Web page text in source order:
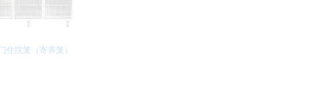
住院笼（寄养笼）